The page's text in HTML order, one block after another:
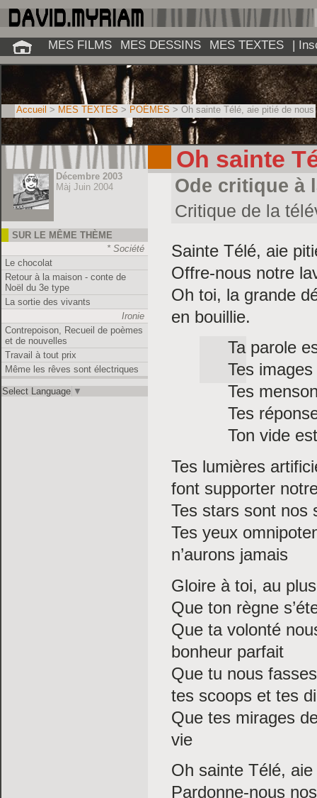
Décembre 2003
Màj Juin 2004
SUR LE MÊME THÈME
* Société
Le chocolat
Retour à la maison - conte de
Noël du 3e type
La sortie des vivants
Ironie
Contrepoison, Recueil de poèmes
et de nouvelles
Travail à tout prix
Même les rêves sont électriques
Select Language ▼
Oh sainte
Ode critique à
Critique de la
Sainte Télé, aie
Offre-nous notre
Oh toi, la grande
en bouillie.
Ta parole
Tes
Tes
Tes
Ton vide
Tes lumières
font supporter
Tes stars sont nos
Tes yeux
n’aurons jamais
Gloire à toi, au
Que ton règne
Que ta volonté
bonheur parfait
Que tu nous
tes scoops et tes
Que tes mirages
vie
Oh sainte Télé,
Pardonne-nous
Accueil > MES TEXTES > POÈMES > Oh sainte Télé, aie pitié de nous
MES FILMS MES DESSINS MES TEXTES |